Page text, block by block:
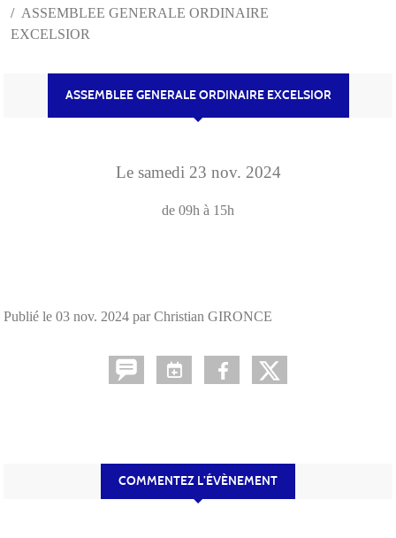
ASSEMBLEE GENERALE ORDINAIRE
EXCELSIOR
ASSEMBLEE GENERALE ORDINAIRE EXCELSIOR
Le samedi 23 nov. 2024
de 09h à 15h
Publié le 03 nov. 2024 par Christian GIRONCE
COMMENTEZ L’ÉVÈNEMENT